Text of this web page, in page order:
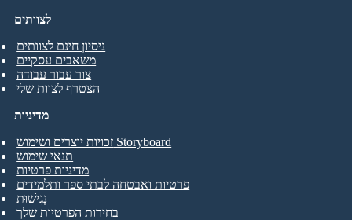
לצוותים
ניסיון חינם לצוותים
משאבים עסקיים
צור עבור עבודה
הצטרף לצוות שלי
מדיניות
זכויות יוצרים ושימוש Storyboard
תנאי שימוש
מדיניות פרטיות
פרטיות ואבטחה לבתי ספר ותלמידים
נְגִישׁוּת
בחירות הפרטיות שלך